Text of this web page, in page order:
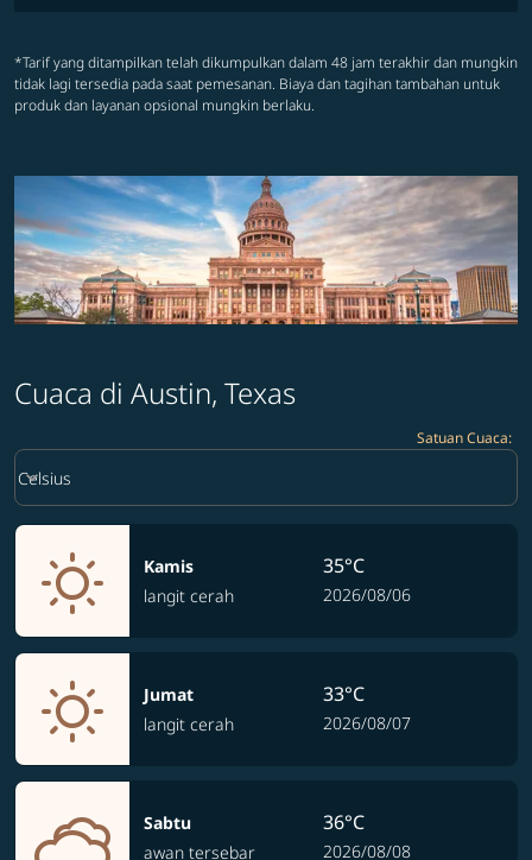
*Tarif yang ditampilkan telah dikumpulkan dalam 48 jam terakhir dan mungkin
tidak lagi tersedia pada saat pemesanan. Biaya dan tagihan tambahan untuk
produk dan layanan opsional mungkin berlaku.
Cuaca di Austin, Texas
Satuan Cuaca:
Weather unit option Celsius Selected
Celsius
keyboard_arrow_down
Kamis
langit cerah
35°C
2026/08/06
Jumat
langit cerah
33°C
2026/08/07
Sabtu
awan tersebar
36°C
2026/08/08